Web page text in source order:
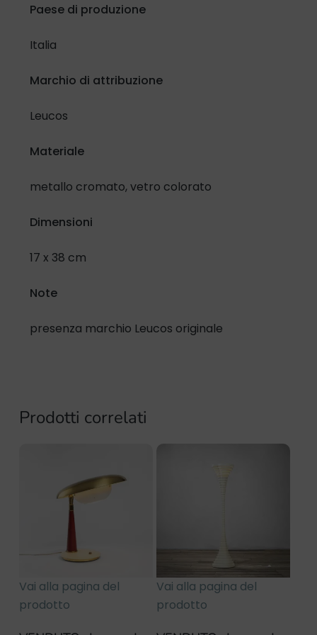
Paese di produzione
Italia
Marchio di attribuzione
Leucos
Materiale
metallo cromato, vetro colorato
Dimensioni
17 x 38 cm
Note
presenza marchio Leucos originale
Prodotti correlati
Vai alla pagina del
prodotto
Vai alla pagina del
prodotto